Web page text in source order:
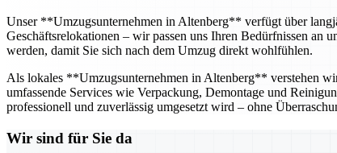
Unser **Umzugsunternehmen in Altenberg** verfügt über
Geschäftsrelokationen – wir passen uns Ihren Bedürfnissen an
werden, damit Sie sich nach dem Umzug direkt wohlfühlen.
Als lokales **Umzugsunternehmen in Altenberg** verstehen
umfassende Services wie Verpackung, Demontage und
professionell und zuverlässig umgesetzt wird – ohne
Wir sind für Sie da